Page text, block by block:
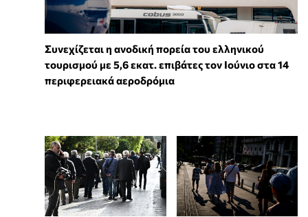
Συνεχίζεται η ανοδική πορεία του ελληνικού
τουρισμού με 5,6 εκατ. επιβάτες τον Ιούνιο στα 14
περιφερειακά αεροδρόμια